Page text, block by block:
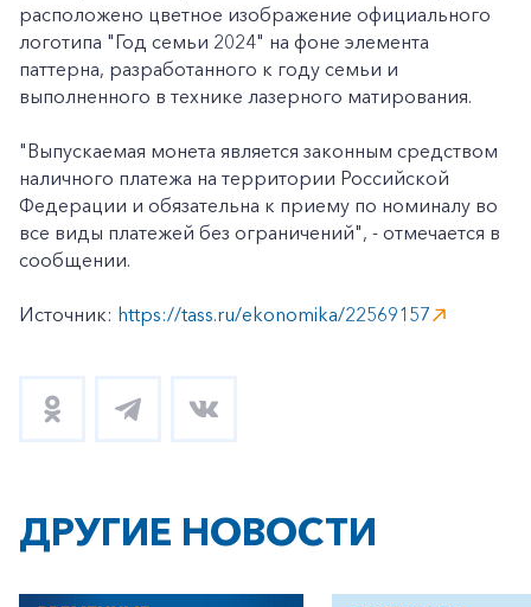
расположено цветное изображение официального
логотипа "Год семьи 2024" на фоне элемента
паттерна, разработанного к году семьи и
выполненного в технике лазерного матирования.
"Выпускаемая монета является законным средством
наличного платежа на территории Российской
Федерации и обязательна к приему по номиналу во
все виды платежей без ограничений", - отмечается в
сообщении.
Источник: https://tass.ru/ekonomika/22569157
ДРУГИЕ НОВОСТИ